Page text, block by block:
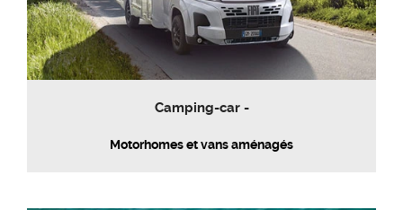
Camping-car -
Motorhomes et vans aménagés